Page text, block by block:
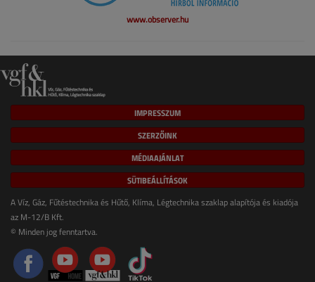
www.observer.hu
IMPRESSZUM
SZERZŐINK
MÉDIAAJÁNLAT
SÜTIBEÁLLÍTÁSOK
A Víz, Gáz, Fűtéstechnika és Hűtő, Klíma, Légtechnika szaklap alapítója és kiadója
az M-12/B Kft.
© Minden jog fenntartva.